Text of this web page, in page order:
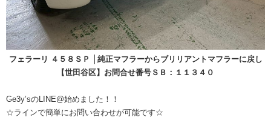
フェラーリ ４５８ＳＰ │純正マフラーからブリリアントマフラーに戻し
【世田谷区】お問合せ番号ＳＢ：１１３４０
Ge3y’sのLINE@始めました！！
☆ラインで簡単にお問い合わせが可能です☆